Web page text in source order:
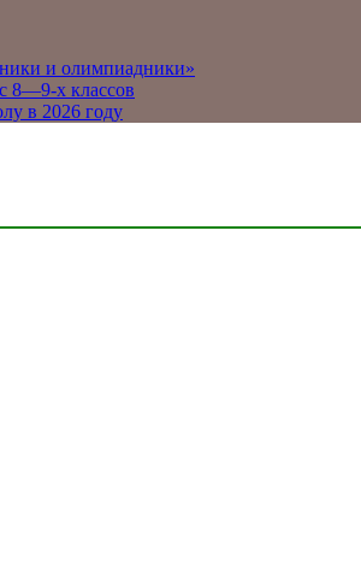
и олимпиадники»
8—9-х классов
в 2026 году